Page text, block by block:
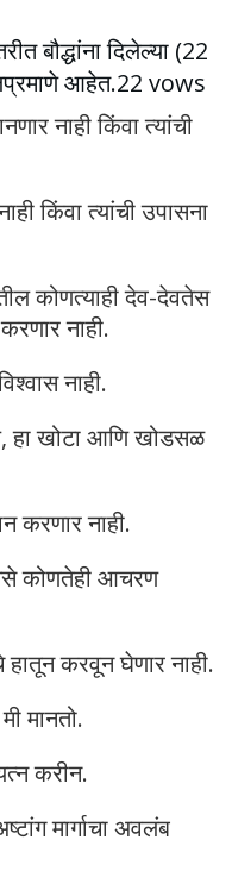
बौद्धांना दिलेल्या (22
आहेत.22 vows
नाही किंवा त्यांची
किंवा त्यांची उपासना
कोणत्याही देव-देवतेस
नाही.
नाही.
हा खोटा आणि खोडसळ
करणार नाही.
असे कोणतेही आचरण
हातून करवून घेणार नाही.
मानतो.
करीन.
मार्गाचा अवलंब